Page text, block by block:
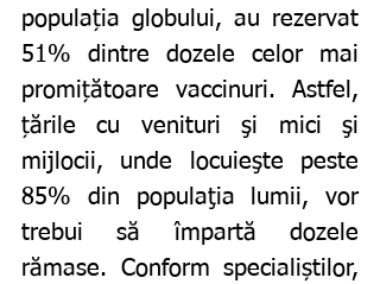
populația globului, au rezervat
51% dintre dozele celor mai
promițătoare vaccinuri. Astfel,
țările cu venituri şi mici şi
mijlocii, unde locuieşte peste
85% din populaţia lumii, vor
trebui să împartă dozele
rămase. Conform specialiștilor,